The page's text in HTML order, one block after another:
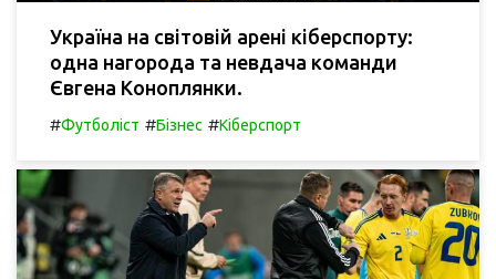
Україна на світовій арені кіберспорту:
одна нагорода та невдача команди
Євгена Коноплянки.
#Футболіст #Бізнес #Кіберспорт